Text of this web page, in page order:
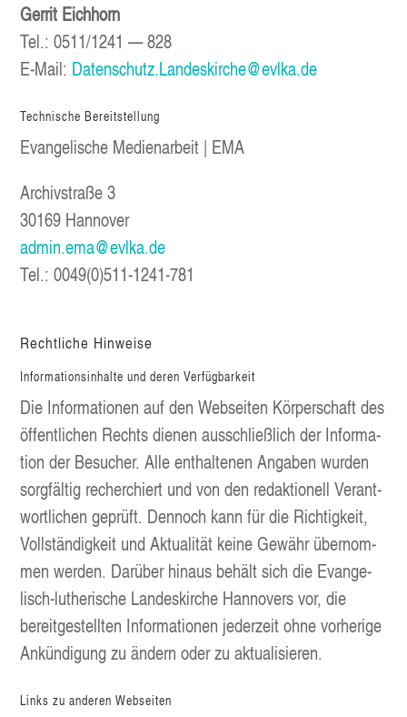
Ger­rit Eich­horn
Tel.:0511/1241 — 828
E‑Mail: Datenschutz.Landeskirche@evlka.de
Tech­ni­sche Bereitstellung
Evan­ge­li­sche Medi­en­ar­beit | EMA
Archiv­stra­ße 3
30169 Han­no­ver
admin.ema@evlka.de
Tel.: 0049(0)511‑1241-781
Recht­li­che Hinweise
Infor­ma­ti­ons­in­hal­te und deren Verfügbarkeit
Die Infor­ma­tio­nen auf den Web­sei­ten Kör­per­schaft des
öffent­li­chen Rechts die­nen aus­schließ­lich der Infor­ma­
ti­on der Besu­cher. Alle ent­hal­te­nen Anga­ben wur­den
sorg­fäl­tig recher­chiert und von den redak­tio­nell Ver­ant­
wort­li­chen geprüft. Den­noch kann für die Rich­tig­keit,
Voll­stän­dig­keit und Aktua­li­tät kei­ne Gewähr über­nom­
men wer­den. Dar­über hin­aus behält sich die Evan­ge­
lisch-luthe­ri­sche Lan­des­kir­che Han­no­vers vor, die
bereit­ge­stell­ten Infor­ma­tio­nen jeder­zeit ohne vor­he­ri­ge
Ankün­di­gung zu ändern oder zu aktualisieren.
Links zu ande­ren Webseiten